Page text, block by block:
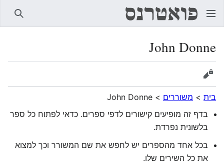
John Donne
הצגת מקור
בית > משוררים >
John Donne
בדף זה מופיעים קישורים לדפי ספרים. כדאי לפתוח כל ספר
בלשונית נפרדת.
בכל אחד מהספרים יש לחפש את שם המשורר וכך למצוא
את כל השירים שלו.